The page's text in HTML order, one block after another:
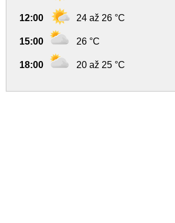
12:00 24 až 26 °C
15:00 26 °C
18:00 20 až 25 °C